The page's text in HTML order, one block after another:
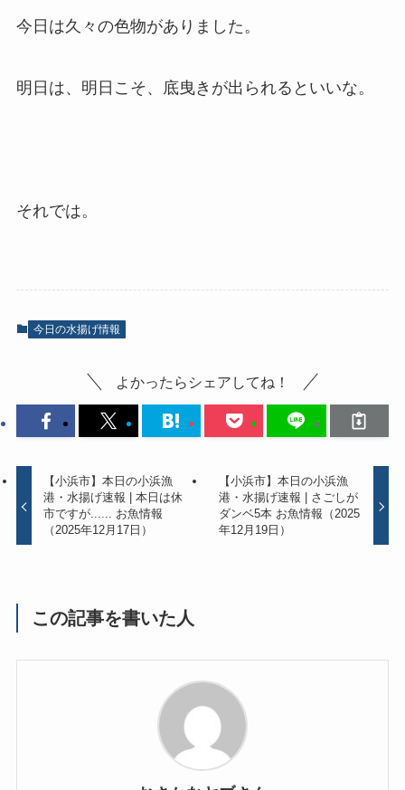
今日は久々の色物がありました。
明日は、明日こそ、底曳きが出られるといいな。
それでは。
今日の水揚げ情報
よかったらシェアしてね！
【小浜市】本日の小浜漁
港・水揚げ速報 | 本日は休
市ですが...... お魚情報
（2025年12月17日）
【小浜市】本日の小浜漁
港・水揚げ速報 | さごしが
ダンベ5本 お魚情報（2025
年12月19日）
この記事を書いた人